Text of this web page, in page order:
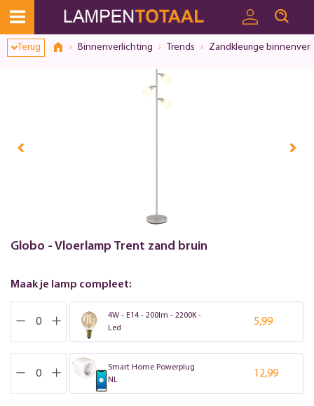
Terug Binnenverlichting Trends Zandkleurige
Globo - Vloerlamp Trent zand bruin
Maak je lamp compleet:
4W - E14 - 200lm - 2200K -
Led
5,99
Smart Home Powerplug
NL
12,99
Toestemmingsvenster geopend